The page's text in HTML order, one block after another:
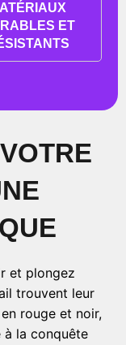
ET
et plongez
trouvent leur
rouge et noir,
à la conquête